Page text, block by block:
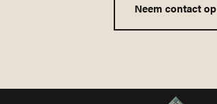
Neem contact op